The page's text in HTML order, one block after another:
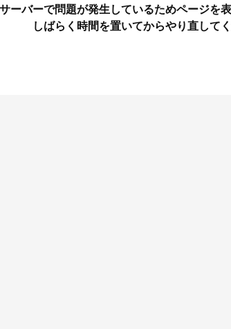
サーバーで問題が発生しているためページを表
しばらく時間を置いてからやり直してく